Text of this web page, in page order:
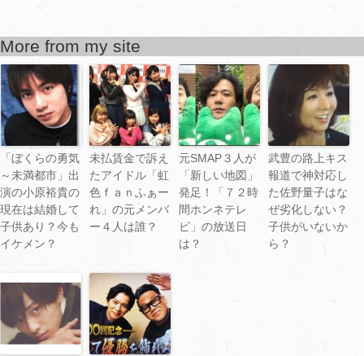
More from my site
「ぼくらの勇気
～未満都市」出
演の小原裕貴の
現在は結婚して
子供あり？今も
イケメン？
未払賃金で訴え
たアイドル「虹
色ｆａｎふぁー
れ」の元メンバ
ー４人は誰？
元SMAP３人が
「新しい地図」
発足！「７２時
間ホンネテレ
ビ」の放送日
は？
武豊の路上キス
報道で神対応し
た佐野量子はな
ぜ劣化しない？
子供がいないか
ら？